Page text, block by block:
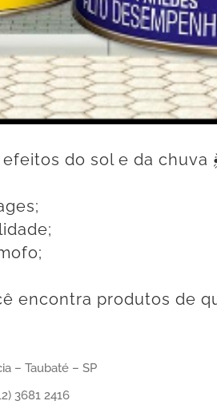
do sol e da chuva
⠀
⠀
⠀
encontra produtos de
– Taubaté – SP⠀
3681 2416⠀